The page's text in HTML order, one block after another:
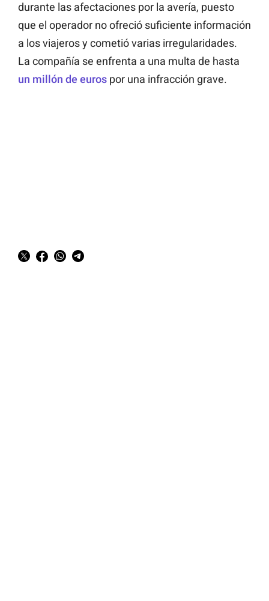
durante las afectaciones por la avería, puesto
que el operador no ofreció suficiente información
a los viajeros y cometió varias irregularidades.
La compañía se enfrenta a una multa de hasta
un millón de euros por una infracción grave.